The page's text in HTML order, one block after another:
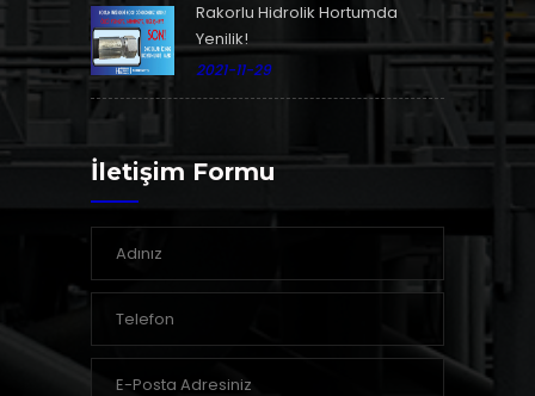
Rakorlu Hidrolik Hortumda
Yenilik!
2021-11-29
İletişim Formu